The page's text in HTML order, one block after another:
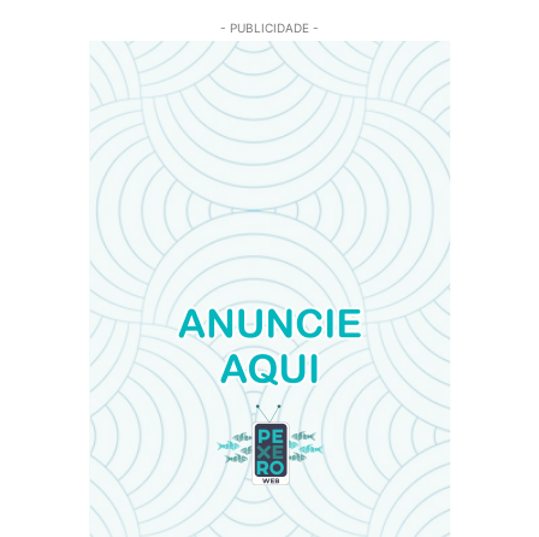
- PUBLICIDADE -